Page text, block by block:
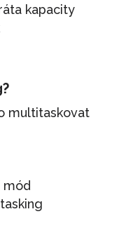
kapacity
multitaskovat
mód